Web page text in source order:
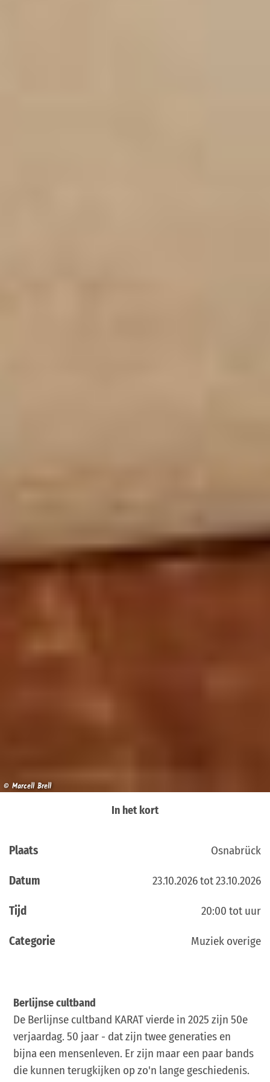
© Marcell Brell
In het kort
Plaats Osnabrück
Datum 23.10.2026 tot 23.10.2026
Tijd 20:00 tot uur
Categorie Muziek overige
Berlijnse cultband
De Berlijnse cultband KARAT vierde in 2025 zijn 50e
verjaardag. 50 jaar - dat zijn twee generaties en
bijna een mensenleven. Er zijn maar een paar bands
die kunnen terugkijken op zo'n lange geschiedenis.